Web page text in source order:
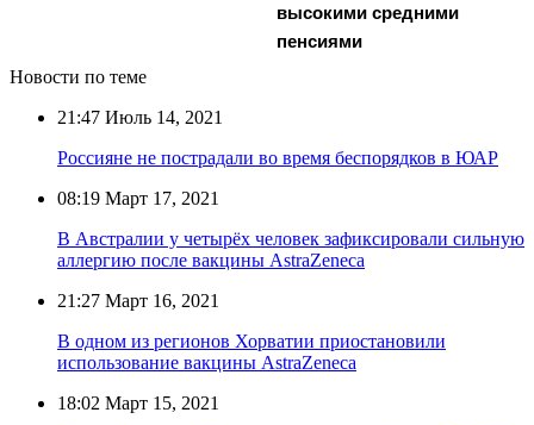
высокими средними
пенсиями
Новости по теме
21:47 Июль 14, 2021
Россияне не пострадали во время беспорядков в ЮАР
08:19 Март 17, 2021
В Австралии у четырёх человек зафиксировали сильную
аллергию после вакцины AstraZeneca
21:27 Март 16, 2021
В одном из регионов Хорватии приостановили
использование вакцины AstraZeneca
18:02 Март 15, 2021